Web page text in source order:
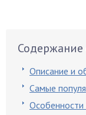
Содержание
Описание и
Самые
Особенности